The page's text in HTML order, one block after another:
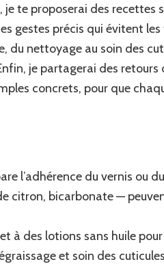
je te proposerai des recettes
gestes précis qui évitent les
du nettoyage au soin des
je partagerai des retours
concrets, pour que
l’adhérence du vernis ou
citron, bicarbonate —
à des lotions sans huile
et soin des